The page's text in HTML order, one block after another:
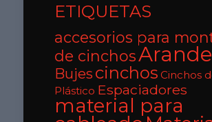
ETIQUETAS
accesorios para
de cinchos
Bujes cinchos Cinchos
Plástico Espaciadores
material para